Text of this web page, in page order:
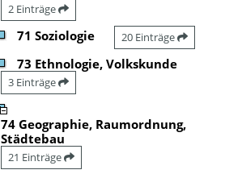
2 Einträge
71 Soziologie 20 Einträge
73 Ethnologie, Volkskunde
3 Einträge
74 Geographie, Raumordnung,
Städtebau
21 Einträge